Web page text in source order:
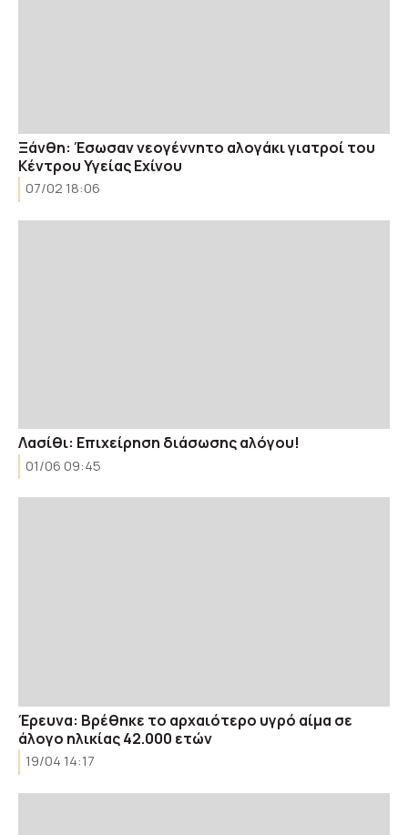
Ξάνθη: Έσωσαν νεογέννητο αλογάκι γιατροί του
Κέντρου Υγείας Εχίνου
07/02 18:06
Λασίθι: Επιχείρηση διάσωσης αλόγου!
01/06 09:45
Έρευνα: Βρέθηκε το αρχαιότερο υγρό αίμα σε
άλογο ηλικίας 42.000 ετών
19/04 14:17